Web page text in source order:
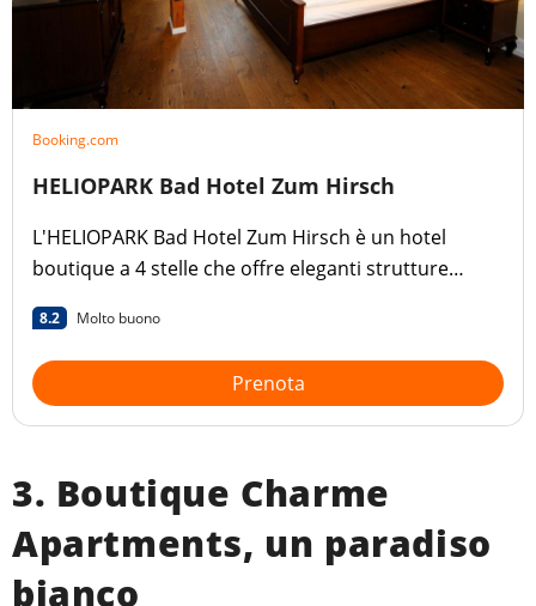
Booking.com
HELIOPARK Bad Hotel Zum Hirsch
L'HELIOPARK Bad Hotel Zum Hirsch è un hotel
boutique a 4 stelle che offre eleganti strutture
8.2 Molto buono
Prenota
3. Boutique Charme
Apartments, un paradiso
bianco